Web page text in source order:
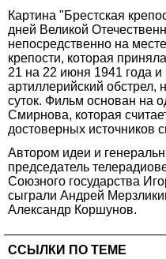
Картина "Брестская
дней Великой
непосредственно на
крепости, которая
21 на 22 июня 1941 года
артиллерийский обстрел,
суток. Фильм основан на
Смирнова, которая
достоверных источников
Автором идеи и
председатель
Союзного государства
сыграли Андрей
Александр Коршунов.
ССЫЛКИ ПО ТЕМЕ